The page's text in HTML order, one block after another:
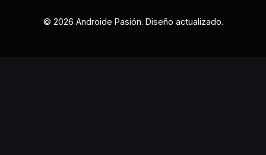
© 2026 Androide Pasión. Diseño actualizado.